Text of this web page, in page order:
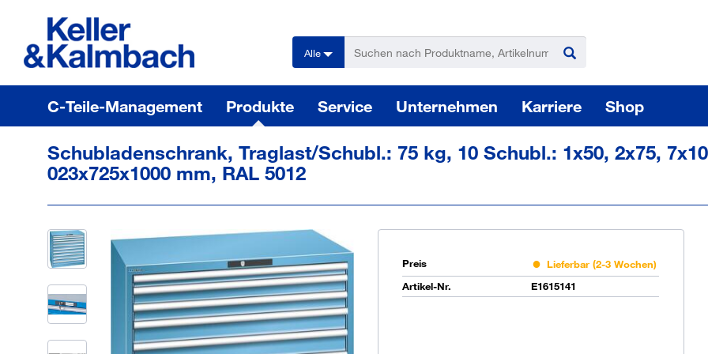
Alle
C-Teile-Management Produkte Service Unternehmen Karriere Shop
Schubladenschrank, Traglast/Schubl.: 75 kg, 10 Schubl.: 1x50, 2x75,
023x725x1000 mm, RAL 5012
Preis
Lieferbar (2-3 Wochen)
Artikel-Nr.
E1615141